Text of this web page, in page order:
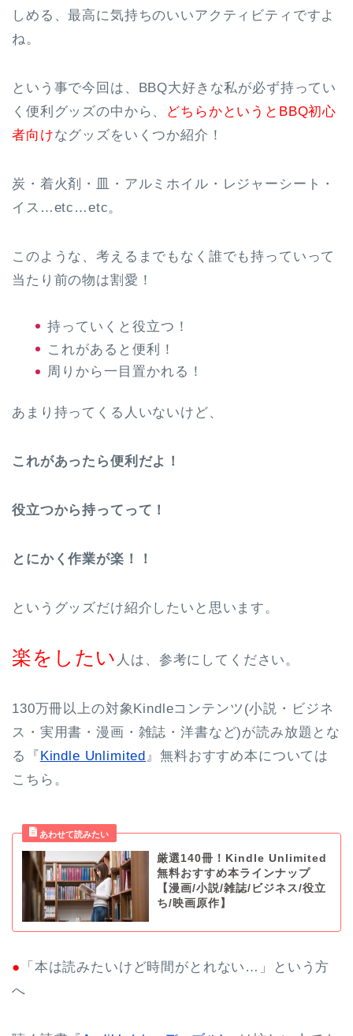
しめる、最高に気持ちのいいアクティビティですよ
ね。
という事で今回は、BBQ大好きな私が必ず持ってい
く便利グッズの中から、 どちらかというとBBQ初心
者向けなグッズをいくつか紹介！
炭・着火剤・皿・アルミホイル・レジャーシート・
イス…etc…etc。
このような、考えるまでもなく誰でも持っていって
当たり前の物は割愛！
持っていくと役立つ！
これがあると便利！
周りから一目置かれる！
あまり持ってくる人いないけど、
これがあったら便利だよ！
役立つから持ってって！
とにかく作業が楽！！
というグッズだけ紹介したいと思います。
楽をしたい 人は、参考にしてください。
130万冊以上の対象Kindleコンテンツ(小説・ビジネ
ス・実用書・漫画・雑誌・洋書など)が読み放題とな
る『 Kindle Unlimited 』無料おすすめ本については
こちら。
厳選140冊！Kindle Unlimited
無料おすすめ本ラインナップ
【漫画/小説/雑誌/ビジネス/役立
ち/映画原作】
● 「本は読みたいけど時間がとれない…」という方
へ